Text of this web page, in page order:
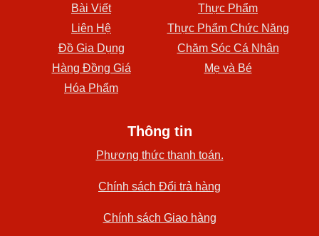
Bài Viết
Thực Phẩm
Liên Hệ
Thực Phẩm Chức Năng
Đồ Gia Dụng
Chăm Sóc Cá Nhân
Hàng Đồng Giá
Mẹ và Bé
Hóa Phẩm
Thông tin
Phương thức thanh toán.
Chính sách Đổi trả hàng
Chính sách Giao hàng